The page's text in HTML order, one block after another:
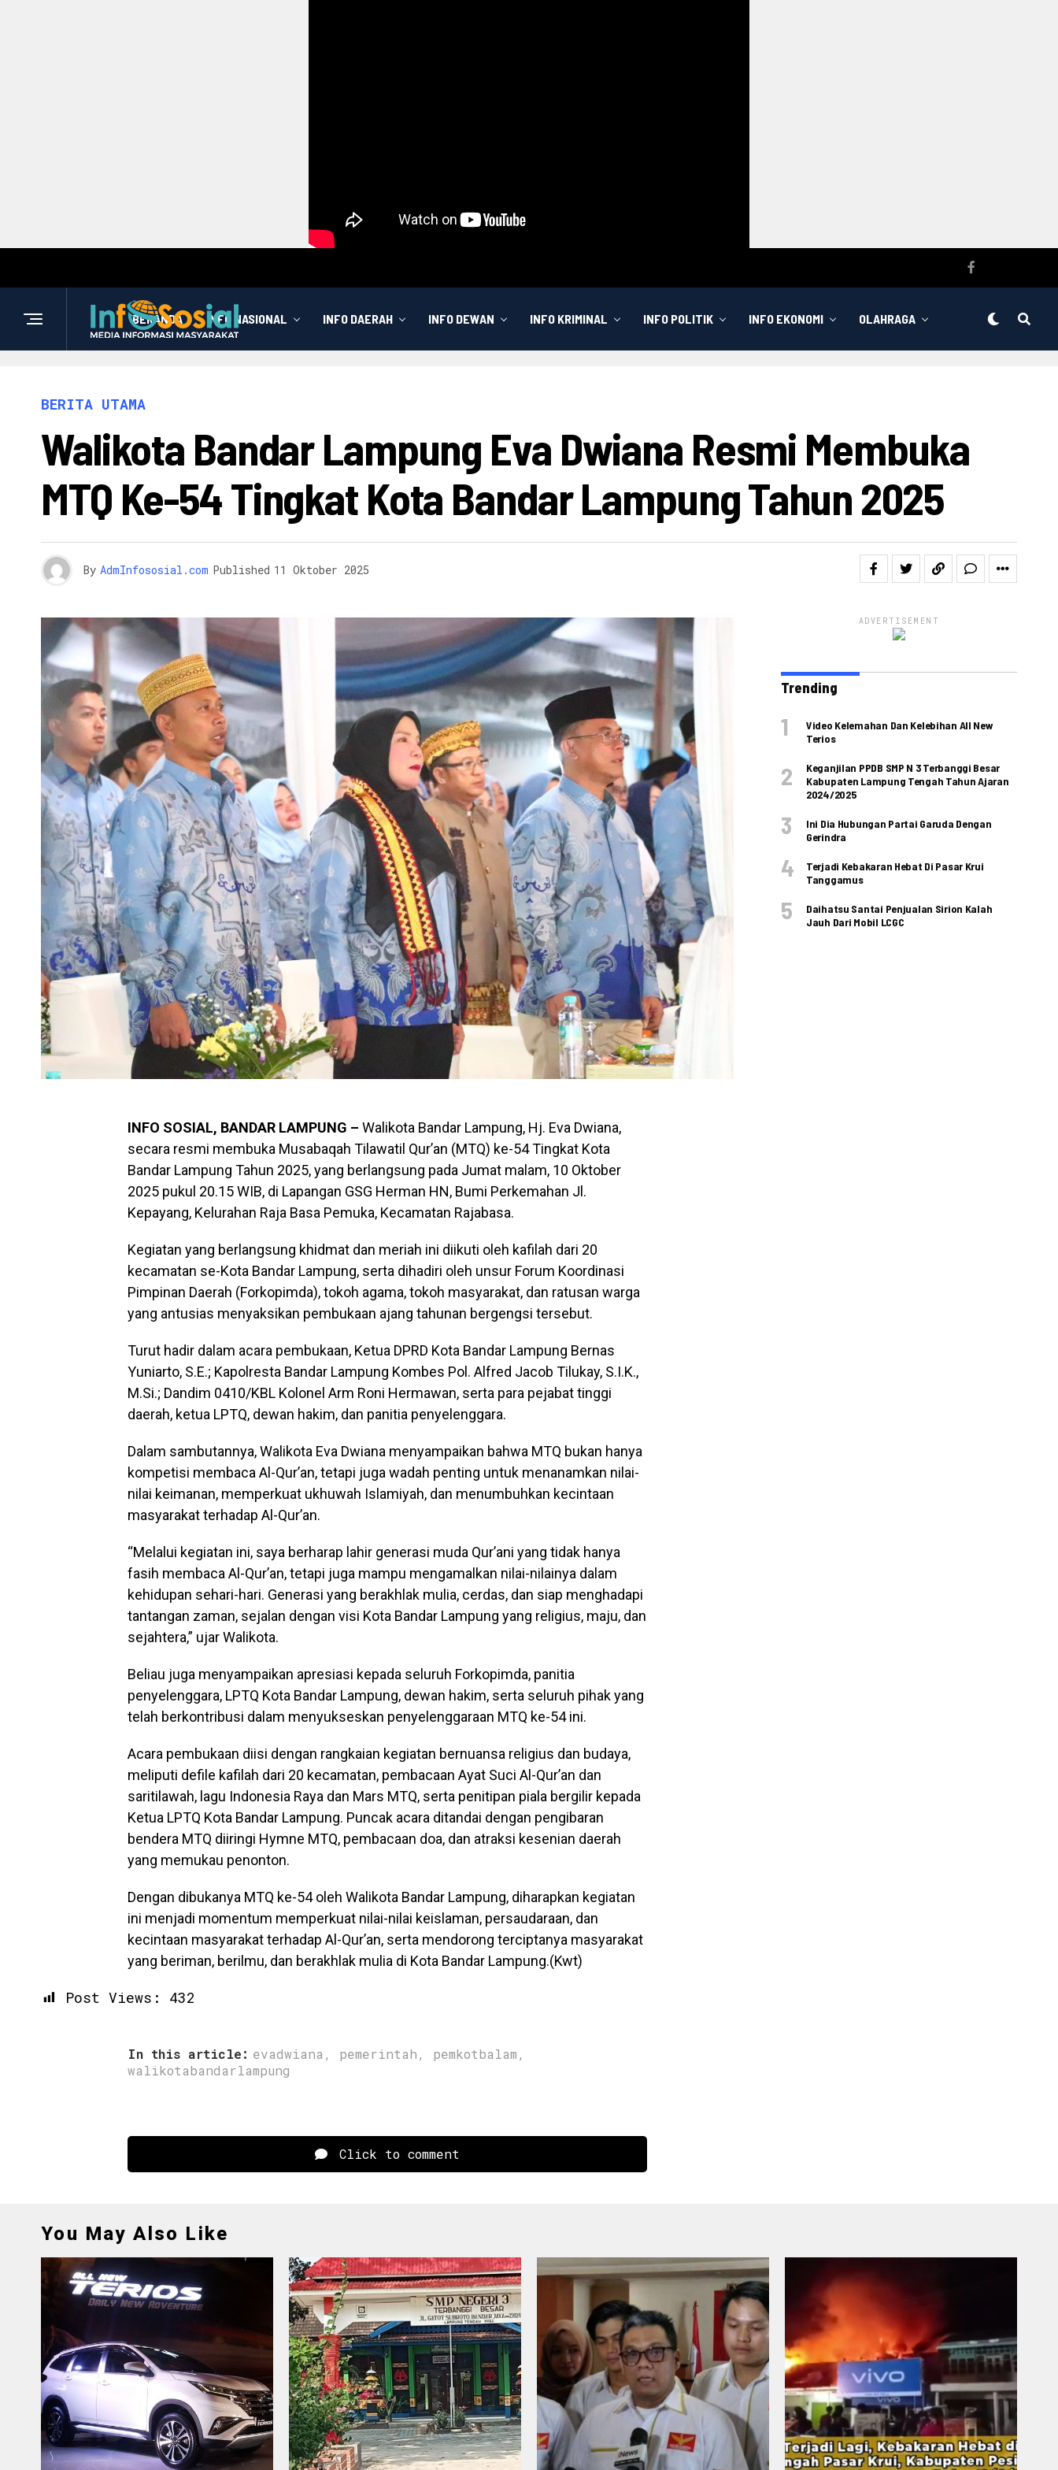
BERANDA INFO NASIONAL INFO DAERAH INFO DEWAN INFO KRIMINAL INFO POLITIK INFO EKONOMI OLAHRAGA
BERITA UTAMA
Walikota Bandar Lampung Eva Dwiana Resmi Membuka
MTQ Ke-54 Tingkat Kota Bandar Lampung Tahun 2025
By AdmInfososial.com Published 11 Oktober 2025
INFO SOSIAL, BANDAR LAMPUNG – Walikota Bandar Lampung, Hj. Eva Dwiana,
secara resmi membuka Musabaqah Tilawatil Qur’an (MTQ) ke-54 Tingkat Kota
Bandar Lampung Tahun 2025, yang berlangsung pada Jumat malam, 10 Oktober
2025 pukul 20.15 WIB, di Lapangan GSG Herman HN, Bumi Perkemahan Jl.
Kepayang, Kelurahan Raja Basa Pemuka, Kecamatan Rajabasa.
Kegiatan yang berlangsung khidmat dan meriah ini diikuti oleh kafilah dari 20
kecamatan se-Kota Bandar Lampung, serta dihadiri oleh unsur Forum Koordinasi
Pimpinan Daerah (Forkopimda), tokoh agama, tokoh masyarakat, dan ratusan warga
yang antusias menyaksikan pembukaan ajang tahunan bergengsi tersebut.
Turut hadir dalam acara pembukaan, Ketua DPRD Kota Bandar Lampung Bernas
Yuniarto, S.E.; Kapolresta Bandar Lampung Kombes Pol. Alfred Jacob Tilukay, S.I.K.,
M.Si.; Dandim 0410/KBL Kolonel Arm Roni Hermawan, serta para pejabat tinggi
daerah, ketua LPTQ, dewan hakim, dan panitia penyelenggara.
Dalam sambutannya, Walikota Eva Dwiana menyampaikan bahwa MTQ bukan hanya
kompetisi membaca Al-Qur’an, tetapi juga wadah penting untuk menanamkan nilai-
nilai keimanan, memperkuat ukhuwah Islamiyah, dan menumbuhkan kecintaan
masyarakat terhadap Al-Qur’an.
“Melalui kegiatan ini, saya berharap lahir generasi muda Qur’ani yang tidak hanya
fasih membaca Al-Qur’an, tetapi juga mampu mengamalkan nilai-nilainya dalam
kehidupan sehari-hari. Generasi yang berakhlak mulia, cerdas, dan siap menghadapi
tantangan zaman, sejalan dengan visi Kota Bandar Lampung yang religius, maju, dan
sejahtera,” ujar Walikota.
Beliau juga menyampaikan apresiasi kepada seluruh Forkopimda, panitia
penyelenggara, LPTQ Kota Bandar Lampung, dewan hakim, serta seluruh pihak yang
telah berkontribusi dalam menyukseskan penyelenggaraan MTQ ke-54 ini.
Acara pembukaan diisi dengan rangkaian kegiatan bernuansa religius dan budaya,
meliputi defile kafilah dari 20 kecamatan, pembacaan Ayat Suci Al-Qur’an dan
saritilawah, lagu Indonesia Raya dan Mars MTQ, serta penitipan piala bergilir kepada
Ketua LPTQ Kota Bandar Lampung. Puncak acara ditandai dengan pengibaran
bendera MTQ diiringi Hymne MTQ, pembacaan doa, dan atraksi kesenian daerah
yang memukau penonton.
Dengan dibukanya MTQ ke-54 oleh Walikota Bandar Lampung, diharapkan kegiatan
ini menjadi momentum memperkuat nilai-nilai keislaman, persaudaraan, dan
kecintaan masyarakat terhadap Al-Qur’an, serta mendorong terciptanya masyarakat
yang beriman, berilmu, dan berakhlak mulia di Kota Bandar Lampung.(Kwt)
Post Views: 432
In this article: evadwiana , pemerintah, pemkotbalam,
walikotabandarlampung
Click to comment
ADVERTISEMENT
Trending
Video Kelemahan Dan Kelebihan All New
Terios
Keganjilan PPDB SMP N 3 Terbanggi Besar
Kabupaten Lampung Tengah Tahun Ajaran
2024/2025
Ini Dia Hubungan Partai Garuda Dengan
Gerindra
Terjadi Kebakaran Hebat Di Pasar Krui
Tanggamus
Daihatsu Santai Penjualan Sirion Kalah
Jauh Dari Mobil LCGC
You May Also Like